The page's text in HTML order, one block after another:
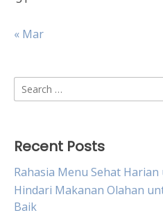
« Mar
Search
for:
Recent Posts
Rahasia Menu Sehat
Hindari Makanan Olahan
Baik